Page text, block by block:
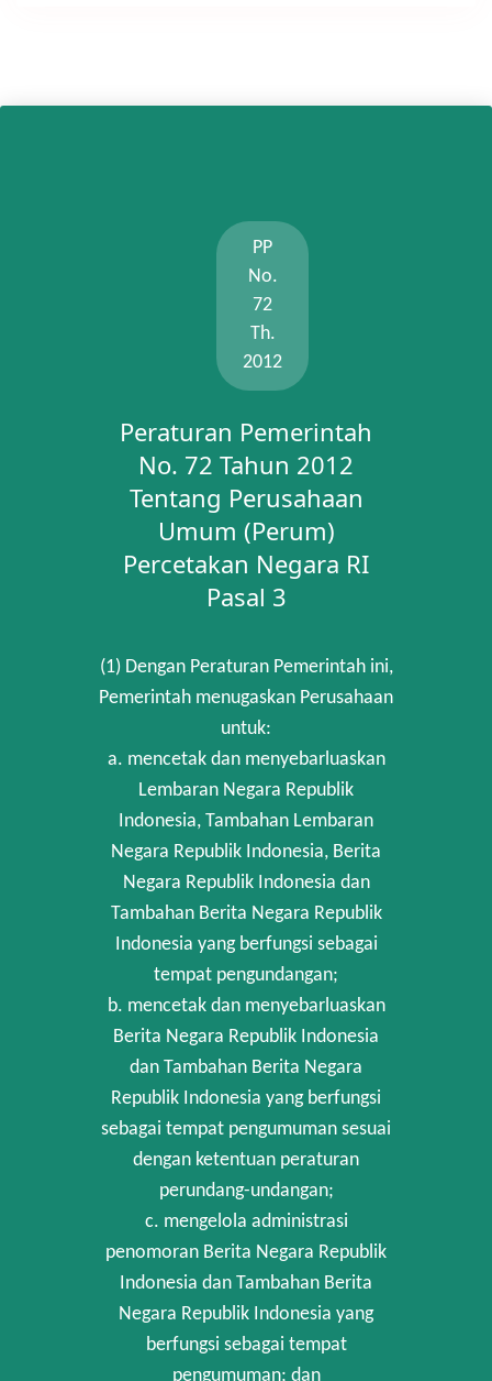
PP
No.
72
Th.
2012
Peraturan Pemerintah
No. 72 Tahun 2012
Tentang Perusahaan
Umum (Perum)
Percetakan Negara RI
Pasal 3
(1) Dengan Peraturan Pemerintah ini,
Pemerintah menugaskan Perusahaan
untuk:
a. mencetak dan menyebarluaskan
Lembaran Negara Republik
Indonesia, Tambahan Lembaran
Negara Republik Indonesia, Berita
Negara Republik Indonesia dan
Tambahan Berita Negara Republik
Indonesia yang berfungsi sebagai
tempat pengundangan;
b. mencetak dan menyebarluaskan
Berita Negara Republik Indonesia
dan Tambahan Berita Negara
Republik Indonesia yang berfungsi
sebagai tempat pengumuman sesuai
dengan ketentuan peraturan
perundang-undangan;
c. mengelola administrasi
penomoran Berita Negara Republik
Indonesia dan Tambahan Berita
Negara Republik Indonesia yang
berfungsi sebagai tempat
pengumuman; dan